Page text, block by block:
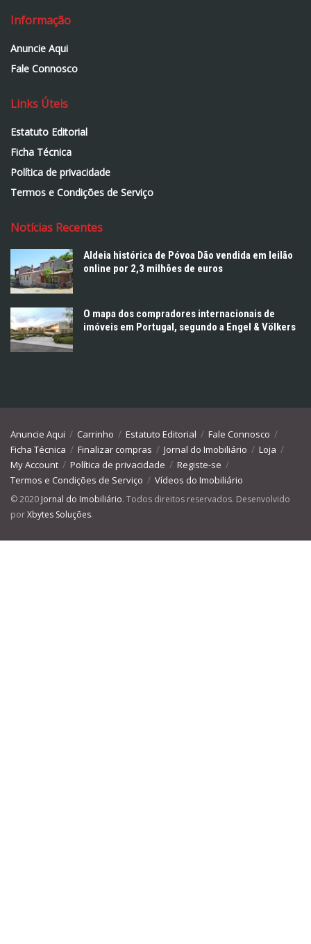
Informação
Anuncie Aqui
Fale Connosco
Links Úteis
Estatuto Editorial
Ficha Técnica
Política de privacidade
Termos e Condições de Serviço
Notícias Recentes
Aldeia histórica de Póvoa Dão vendida em leilão
online por 2,3 milhões de euros
O mapa dos compradores internacionais de
imóveis em Portugal, segundo a Engel & Völkers
Anuncie Aqui Carrinho Estatuto Editorial
Fale Connosco
Ficha Técnica
Finalizar compras Jornal do Imobiliário
Loja
My Account
Política de privacidade
Registe-se
Termos e Condições de Serviço
Vídeos do Imobiliário
© 2020 Jornal do Imobiliário. Todos direitos reservados. Desenvolvido
porXbytes Soluções.